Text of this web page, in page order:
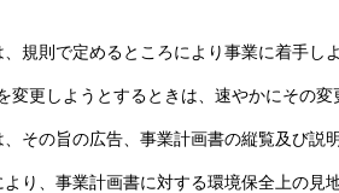
規則で定めるところにより事業に着手
変更しようとするときは、速やかにその
その旨の広告、事業計画書の縦覧及び説
り、事業計画書に対する環境保全上の見